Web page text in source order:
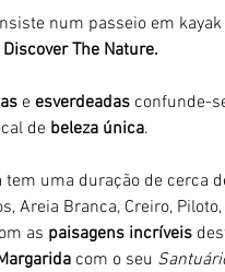
num passeio em
Discover The Nature.
e esverdeadas confunde-
de beleza única.
tem uma duração de cerca
Areia Branca, Creiro,
as paisagens incríveis
com o seu